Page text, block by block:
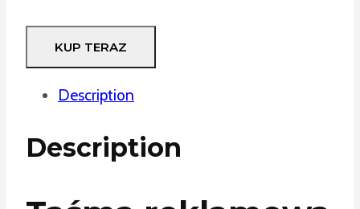
KUP TERAZ
Description
Description